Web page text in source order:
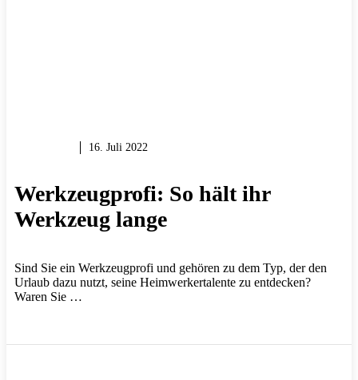
16. Juli 2022
Werkzeugprofi: So hält ihr
Werkzeug lange
Sind Sie ein Werkzeugprofi und gehören zu dem Typ, der den
Urlaub dazu nutzt, seine Heimwerkertalente zu entdecken?
Waren Sie …